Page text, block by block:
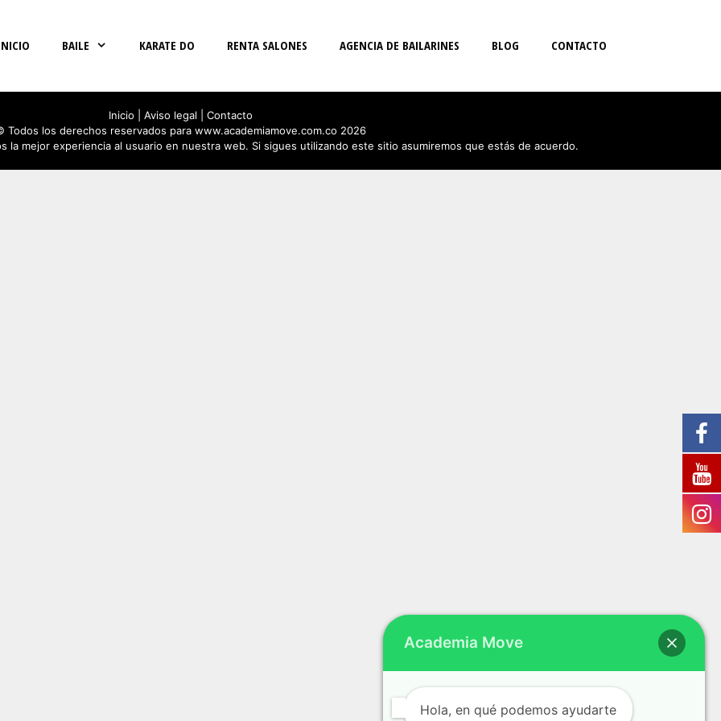
BAILE KARATE DO RENTA SALONES AGENCIA DE BAILARINES BLOG CONTACTO
Inicio Aviso legal
Contacto
Todos los derechos reservados para www.academiamove.com.co 2026
la mejor experiencia al usuario en nuestra web. Si sigues utilizando este sitio asumiremos que estás de acuerdo.
Academia Move
Hola, en qué podemos ayudarte